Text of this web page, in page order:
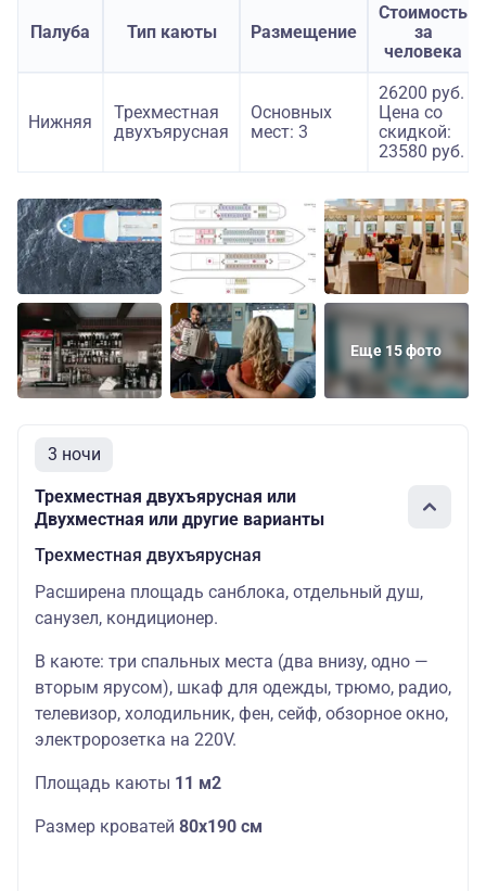
Палуба Тип каюты Размещение
Стоимость
за
человека
Нижняя
Трехместная
двухъярусная
Основных
мест: 3
26200 руб.
Цена со
скидкой:
23580 руб.
Еще 15 фото
3 ночи
Трехместная двухъярусная или
Двухместная или другие варианты
Трехместная двухъярусная
Расширена площадь санблока, отдельный душ,
санузел, кондиционер.
В каюте: три спальных места (два внизу, одно —
вторым ярусом), шкаф для одежды, трюмо, радио,
телевизор, холодильник, фен, сейф, обзорное окно,
электророзетка на 220V.
Площадь каюты 11 м2
Размер кроватей 80х190 см